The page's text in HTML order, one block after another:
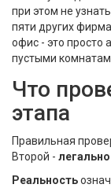
при этом не
пяти других
офис - это просто
пустыми
Что
этапа
Правильная
Второй -
Реальность